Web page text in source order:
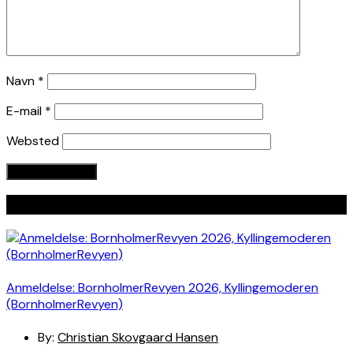
Navn *
E-mail *
Websted
Anmeldelse: BornholmerRevyen 2026, Kyllingemoderen
(BornholmerRevyen)
By: Christian Skovgaard Hansen